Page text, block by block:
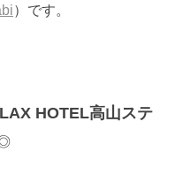
）です。
HOTEL高山ステ